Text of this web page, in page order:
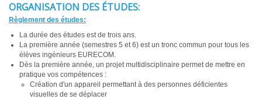
ORGANISATION DES ÉTUDES:
Règlement des études:
La durée des études est de trois ans.
La première année (semestres 5 et 6) est un tronc commun pour tous les
élèves ingénieurs EURECOM.
Dès la première année, un projet multidisciplinaire permet de mettre en
pratique vos compétences :
Création d'un appareil permettant à des personnes déficientes
visuelles de se déplacer